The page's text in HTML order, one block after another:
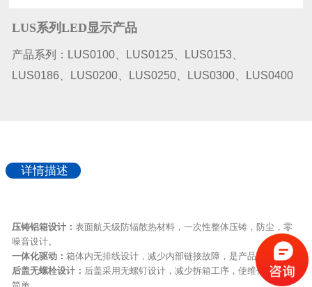
LUS系列LED显示产品
产品系列：LUS0100、LUS0125、LUS0153、
LUS0186、LUS0200、LUS0250、LUS0300、LUS0400
详情描述
压铸铝箱设计： 表面航天级防辐散热材料，一次性整体压铸，防尘，零
噪音设计。
一体化驱动： 箱体内无排线设计，减少内部链接故障，是产品更稳定。
后盖无螺栓设计： 后盖采用无螺钉设计，减少拆箱工序，使维修变得更